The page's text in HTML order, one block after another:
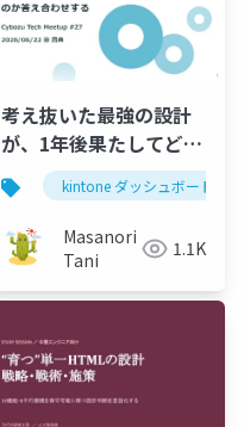
考え抜いた最強の設計
が、1年後果たしてどう
なったのか答え合わせ
する
kintone ダッシュボード
Masanori
Tani
1.1K